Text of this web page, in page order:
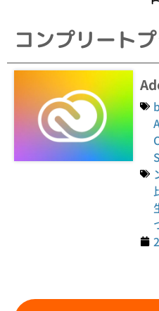
コンプリート